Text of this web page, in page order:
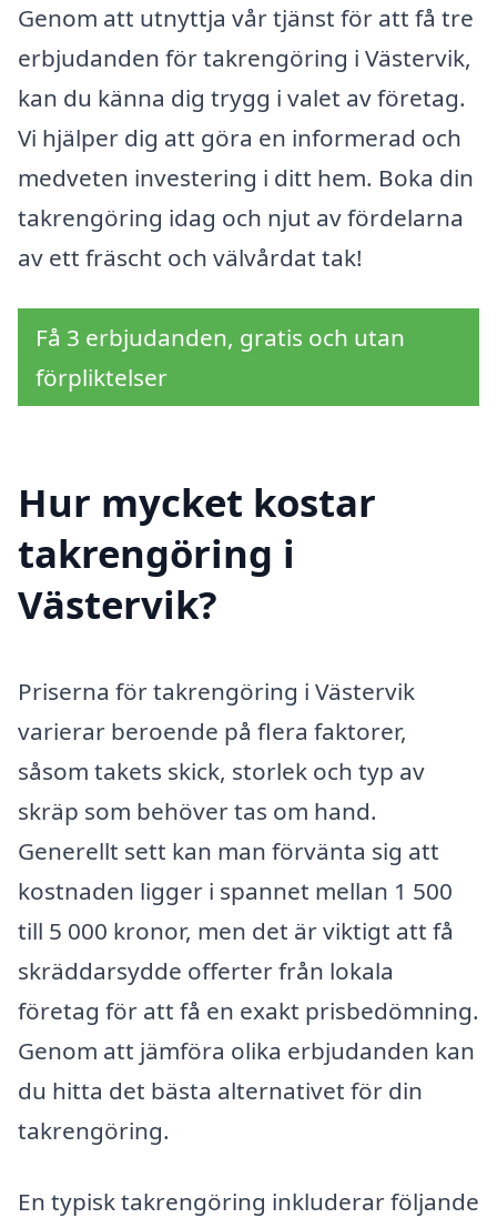
Genom att utnyttja vår tjänst för att få tre
erbjudanden för takrengöring i Västervik,
kan du känna dig trygg i valet av företag.
Vi hjälper dig att göra en informerad och
medveten investering i ditt hem. Boka din
takrengöring idag och njut av fördelarna
av ett fräscht och välvårdat tak!
Få 3 erbjudanden, gratis och utan
förpliktelser
Hur mycket kostar
takrengöring i
Västervik?
Priserna för takrengöring i Västervik
varierar beroende på flera faktorer,
såsom takets skick, storlek och typ av
skräp som behöver tas om hand.
Generellt sett kan man förvänta sig att
kostnaden ligger i spannet mellan 1 500
till 5 000 kronor, men det är viktigt att få
skräddarsydde offerter från lokala
företag för att få en exakt prisbedömning.
Genom att jämföra olika erbjudanden kan
du hitta det bästa alternativet för din
takrengöring.
En typisk takrengöring inkluderar följande